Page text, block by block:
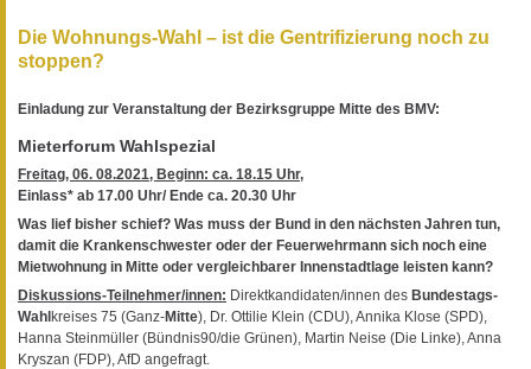
Die Wohnungs-Wahl – ist die Gentrifizierung noch zu
stoppen?
Einladung zur Veranstaltung der Bezirksgruppe Mitte des BMV:
Mieterforum Wahlspezial
Freitag, 06. 08.2021, Beginn: ca. 18.15 Uhr,
Einlass* ab 17.00 Uhr/ Ende ca. 20.30 Uhr
Was lief bisher schief? Was muss der Bund in den nächsten Jahren tun,
damit die Krankenschwester oder der Feuerwehrmann sich noch eine
Mietwohnung in Mitte oder vergleichbarer Innenstadtlage leisten kann?
Diskussions-Teilnehmer/innen: Direktkandidaten/innen des Bundestags-
Wahlkreises 75 (Ganz-Mitte), Dr. Ottilie Klein (CDU), Annika Klose (SPD),
Hanna Steinmüller (Bündnis90/die Grünen), Martin Neise (Die Linke), Anna
Kryszan (FDP), AfD angefragt.